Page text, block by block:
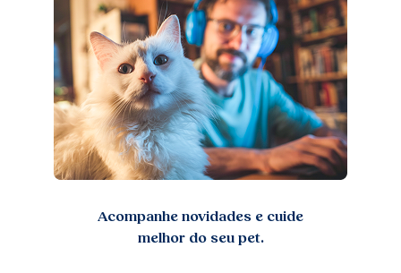
Acompanhe novidades e cuide
melhor do seu pet.